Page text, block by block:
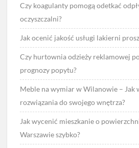
Czy koagulanty pomogą odetkać
oczyszczalni?
Jak ocenić jakość usługi lakierni
Czy hurtownia odzieży reklamowej
prognozy popytu?
Meble na wymiar w Wilanowie – Jak
rozwiązania do swojego wnętrza?
Jak wycenić mieszkanie o
Warszawie szybko?